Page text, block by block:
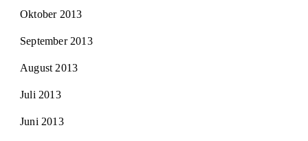
Oktober 2013
September 2013
August 2013
Juli 2013
Juni 2013